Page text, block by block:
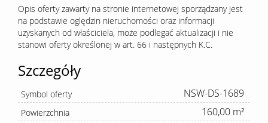
Opis oferty zawarty na stronie internetowej sporządzany jest
na podstawie oględzin nieruchomości oraz informacji
uzyskanych od właściciela, może podlegać aktualizacji i nie
stanowi oferty określonej w art. 66 i następnych K.C.
Szczegóły
Symbol oferty NSW-DS-1689
Powierzchnia 160,00 m²